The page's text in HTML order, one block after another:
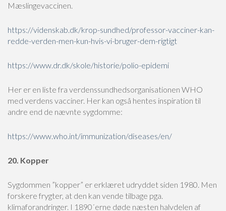
Mæslingevaccinen.
https://videnskab.dk/krop-sundhed/professor-vacciner-kan-
redde-verden-men-kun-hvis-vi-bruger-dem-rigtigt
https://www.dr.dk/skole/historie/polio-epidemi
Her er en liste fra verdenssundhedsorganisationen WHO
med verdens vacciner. Her kan også hentes inspiration til
andre end de nævnte sygdomme:
https://www.who.int/immunization/diseases/en/
20. Kopper
Sygdommen ”kopper” er erklæret udryddet siden 1980. Men
forskere frygter, at den kan vende tilbage pga.
klimaforandringer. I 1890´erne døde næsten halvdelen af